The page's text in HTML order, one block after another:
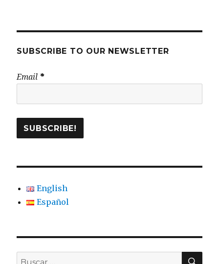
SUBSCRIBE TO OUR NEWSLETTER
Email *
English
Español
Buscar